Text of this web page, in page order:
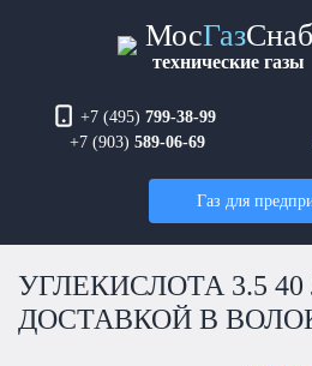
МосГазСнаб
технические газы
+7 (495) 799-38-99
+7 (903) 589-06-69
Газ для
УГЛЕКИСЛОТА 3.5 40
ДОСТАВКОЙ В